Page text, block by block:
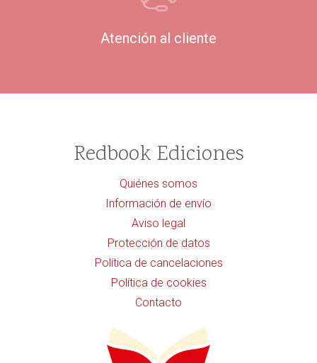
Atención al cliente
Redbook Ediciones
Quiénes somos
Información de envío
Aviso legal
Protección de datos
Política de cancelaciones
Política de cookies
Contacto